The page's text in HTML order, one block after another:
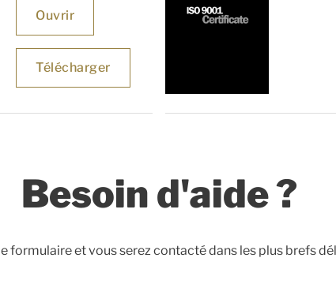
Ouvrir
Télécharger
Besoin d'aide ?
formulaire et vous serez contacté dans les plus brefs